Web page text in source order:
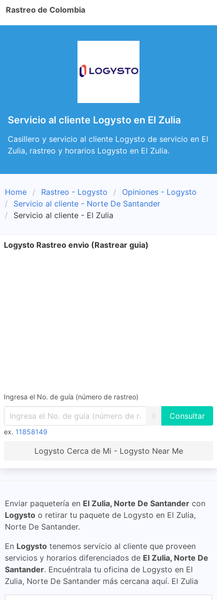
Rastreo de Colombia
Servicio al cliente Logysto en El Zulia
Casillero y servicio al cliente Logysto de servicio en El
Zulia, rastreo y horarios Logysto en El Zulia.
Home Rastreo - Logysto
Opiniones - Logysto
Servicio al cliente - Norte De Santander
Servicio al cliente - El Zulia
Logysto Rastreo envio (Rastrear guia)
Ingresa el No. de guía (número de rastreo)
X
ex. 11858149
Logysto Cerca de Mi - Logysto Near Me
Enviar paquetería en El Zulia, Norte De Santander con
Logysto o retirar tu paquete de Logysto en El Zulia,
Norte De Santander.
En Logysto tenemos servicio al cliente que proveen
servicios y horarios diferenciados de El Zulia, Norte De
Santander. Encuéntrala tu oficina de Logysto en El
Zulia, Norte De Santander más cercana aquí. El Zulia